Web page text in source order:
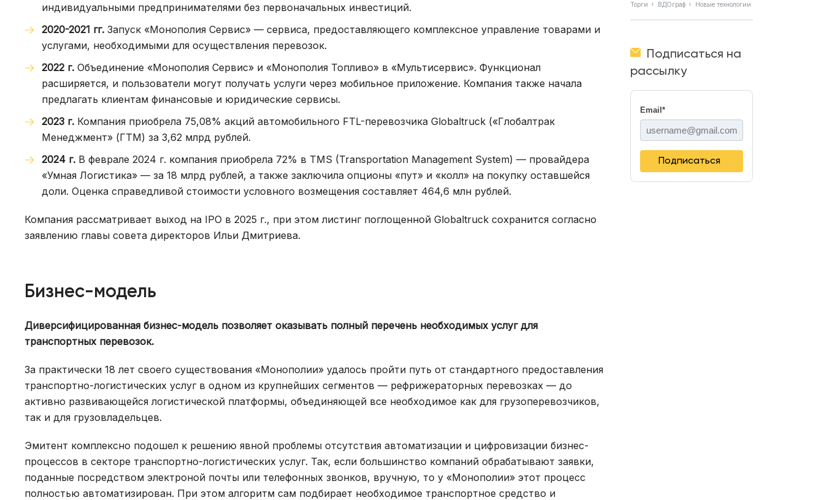
индивидуальными предпринимателями без первоначальных инвестиций.
2020-2021 гг. Запуск «Монополия Сервис» — сервиса, предоставляющего комплексное управление товарами и
услугами, необходимыми для осуществления перевозок.
2022 г. Объединение «Монополия Сервис» и «Монополия Топливо» в «Мультисервис». Функционал
расширяется, и пользователи могут получать услуги через мобильное приложение. Компания также начала
предлагать клиентам финансовые и юридические сервисы.
2023 г. Компания приобрела 75,08% акций автомобильного FTL-перевозчика Globaltruck («Глобалтрак
Менеджмент» (ГТМ) за 3,62 млрд рублей.
2024 г. В феврале 2024 г. компания приобрела 72% в TMS (Transportation Management System) — провайдера
«Умная Логистика» — за 18 млрд рублей, а также заключила опционы «пут» и «колл» на покупку оставшейся
доли. Оценка справедливой стоимости условного возмещения составляет 464,6 млн рублей.
Компания рассматривает выход на IPO в 2025 г., при этом листинг поглощенной Globaltruck сохранится согласно
заявлению главы совета директоров Ильи Дмитриева.
Бизнес-модель
Диверсифицированная бизнес-модель позволяет оказывать полный перечень необходимых услуг для
транспортных перевозок.
За практически 18 лет своего существования «Монополии» удалось пройти путь от стандартного предоставления
транспортно-логистических услуг в одном из крупнейших сегментов — рефрижераторных перевозках — до
активно развивающейся логистической платформы, объединяющей все необходимое как для грузоперевозчиков,
так и для грузовладельцев.
Эмитент комплексно подошел к решению явной проблемы отсутствия автоматизации и цифровизации бизнес-
процессов в секторе транспортно-логистических услуг. Так, если большинство компаний обрабатывают заявки,
поданные посредством электроной почты или телефонных звонков, вручную, то у «Монополии» этот процесс
полностью автоматизирован. При этом алгоритм сам подбирает необходимое транспортное средство и
Торги ВДОграф Новые технологии
Подписаться на
рассылку
Email *
Подписаться